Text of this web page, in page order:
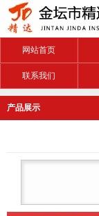
网站首页
联系我们
产品展示